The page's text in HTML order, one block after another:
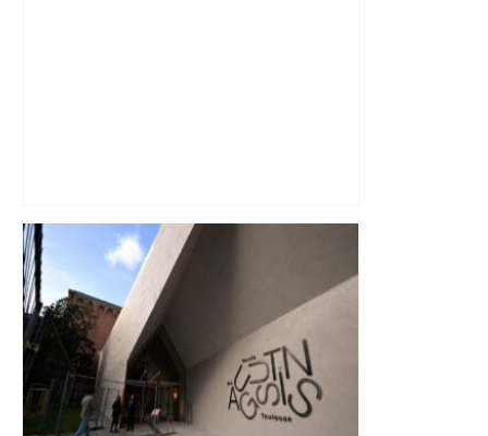
Alliance PS/LFI à Toulouse : Marc
Sztulman claque la porte – RMC